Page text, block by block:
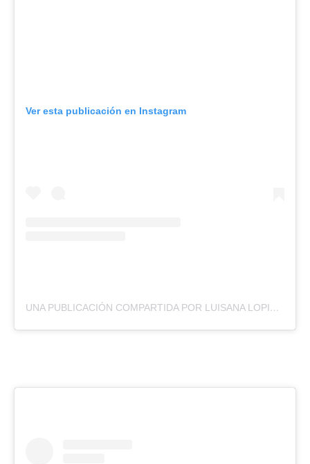
Ver esta publicación en Instagram
UNA PUBLICACIÓN COMPARTIDA POR LUISANA LOPILATO (@LUISANALOPILATO)